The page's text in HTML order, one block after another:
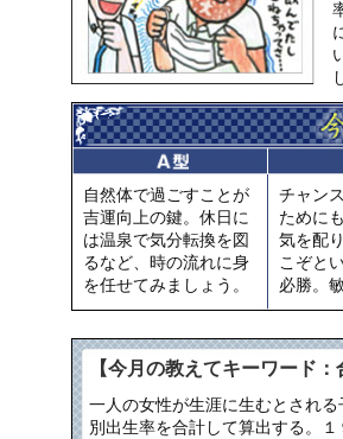
自然体で過ごすことが
吉運向上の鍵。休日に
は温泉で気分転換を図
るなど、時の流れに身
を任せてみましょう。
チャン
ために
気を配
こぞと
必勝。
【今月の教えてキーワード：
一人の女性が生涯に生むとされ
別出生率を合計して算出する。